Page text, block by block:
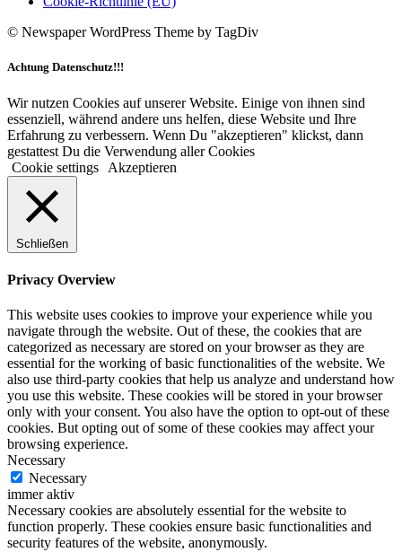
© Newspaper WordPress Theme by TagDiv
Achtung Datenschutz!!!
Wir nutzen Cookies auf unserer Website. Einige von ihnen sind
essenziell, während andere uns helfen, diese Website und Ihre
Erfahrung zu verbessern. Wenn Du "akzeptieren" klickst, dann
gestattest Du die Verwendung aller Cookies
Cookie settings
Akzeptieren
Schließen
Privacy Overview
This website uses cookies to improve your experience while you
navigate through the website. Out of these, the cookies that are
categorized as necessary are stored on your browser as they are
essential for the working of basic functionalities of the website. We
also use third-party cookies that help us analyze and understand how
you use this website. These cookies will be stored in your browser
only with your consent. You also have the option to opt-out of these
cookies. But opting out of some of these cookies may affect your
browsing experience.
Necessary
Necessary
immer aktiv
Necessary cookies are absolutely essential for the website to
function properly. These cookies ensure basic functionalities and
security features of the website, anonymously.